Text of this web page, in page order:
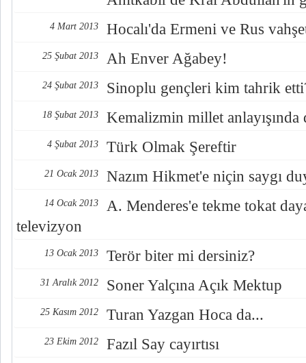
4 Mart 2013 Hocalı'da Ermeni ve Rus
25 Şubat 2013 Ah Enver Ağabey!
24 Şubat 2013 Sinoplu gençleri kim tahrik
18 Şubat 2013 Kemalizmin millet
4 Şubat 2013 Türk Olmak Şereftir
21 Ocak 2013 Nazım Hikmet'e niçin saygı
14 Ocak 2013
A. Menderes'e tekme tokat
televizyon
13 Ocak 2013 Terör biter mi dersiniz?
31 Aralık 2012 Soner Yalçına Açık Mektup
25 Kasım 2012 Turan Yazgan Hoca da...
23 Ekim 2012 Fazıl Say cayırtısı